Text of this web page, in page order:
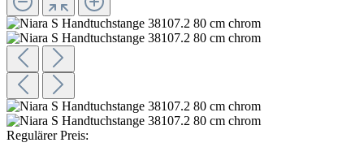
Regulärer Preis: